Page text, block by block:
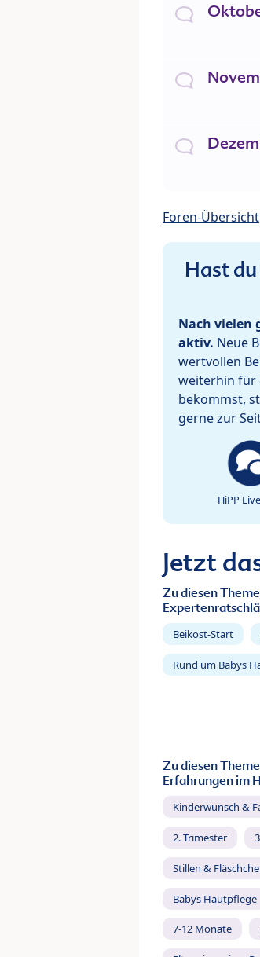
Foren-Übersicht
Hast
Nach vielen
aktiv. Neue
wertvollen
weiterhin für
bekommst,
gerne zur
HiPP
Jetzt
Zu diesen
Beikost-Start
Rund um Babys
Zu diesen
Erfahrungen im
Kinderwunsch &
2. Trimester
Stillen &
Babys Hautpflege
7-12 Monate